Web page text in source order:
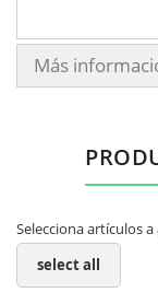
Más
Selecciona artículos
select all